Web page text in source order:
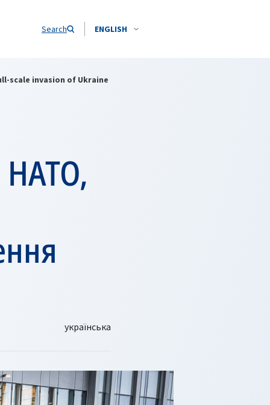
Search ENGLISH
scale invasion of Ukraine
НАТО,